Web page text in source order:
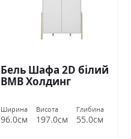
Бель Шафа 2D білий
ВМВ Холдинг
Ширина
96.0см
Висота
197.0см
Глибина
55.0см